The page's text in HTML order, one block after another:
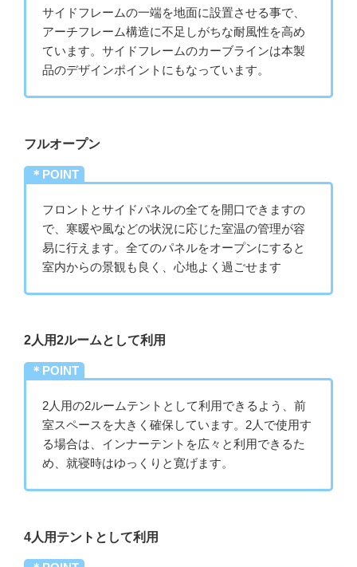
サイドフレームの一端を地面に設置させる事で、
アーチフレーム構造に不足しがちな耐風性を高め
ています。サイドフレームのカーブラインは本製
品のデザインポイントにもなっています。
フルオープン
＊POINT
フロントとサイドパネルの全てを開口できますの
で、寒暖や風などの状況に応じた室温の管理が容
易に行えます。全てのパネルをオープンにすると
室内からの景観も良く、心地よく過ごせます
2人用2ルームとして利用
＊POINT
2人用の2ルームテントとして利用できるよう、前
室スペースを大きく確保しています。2人で使用す
る場合は、インナーテントを広々と利用できるた
め、就寝時はゆっくりと寛げます。
4人用テントとして利用